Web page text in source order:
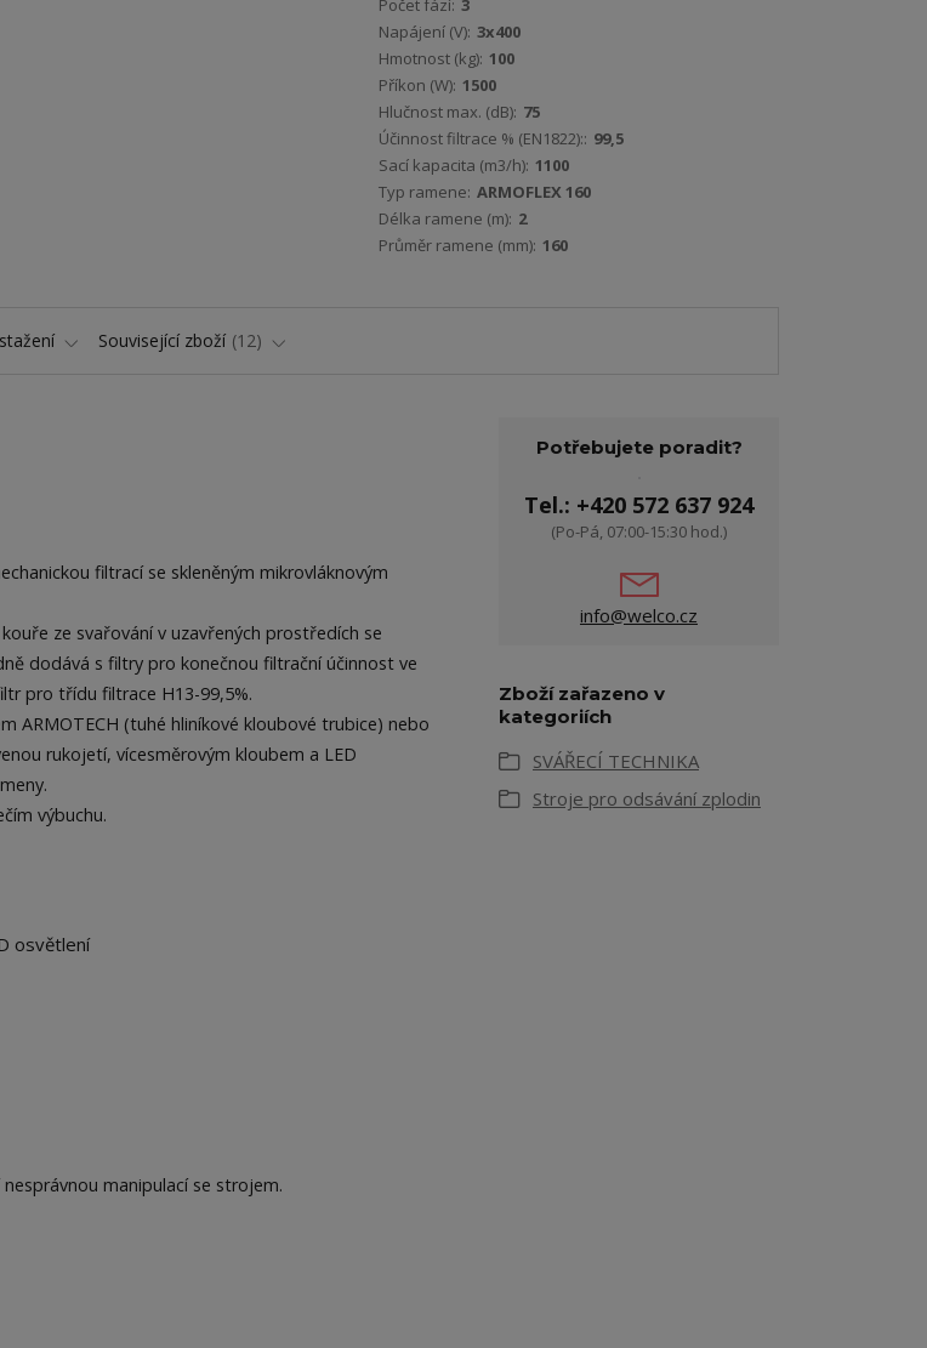
Počet fází: 3
Napájení (V): 3x400
Hmotnost (kg): 100
Příkon (W): 1500
Hlučnost max. (dB): 75
Účinnost filtrace % (EN1822):: 99,5
Sací kapacita (m3/h): 1100
Typ ramene: ARMOFLEX 160
Délka ramene (m): 2
Průměr ramene (mm): 160
Související zboží 12
filtrací se skleněným mikrovláknovým
ze svařování v uzavřených prostředích se
dodává s filtry pro konečnou filtrační účinnost ve
pro třídu filtrace H13-99,5%.
ARMOTECH (tuhé hliníkové kloubové trubice) nebo
rukojetí, vícesměrovým kloubem a LED
výbuchu.
osvětlení
manipulací se strojem.
Potřebujete poradit?
Tel.: +420 572 637 924
(Po-Pá, 07:00-15:30 hod.)
info@welco.cz
Zboží zařazeno v
kategoriích
SVÁŘECÍ TECHNIKA
Stroje pro odsávání zplodin